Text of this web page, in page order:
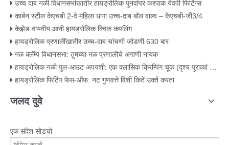
उच्च दाब नळी विधानसभांखातीर हायड्रोलिक पुनर्वापर करपाक येवपी फिटिंग्स
कार्बन स्टील केएचबी 2-वे महिला धागा उच्च-दाब बॉल वाल्व – केएचबी-जी3/4
केझेड वायवीय आनी हायड्रोलिक क्विक कपलिंग
हायड्रोलिक प्रणालींखातीर उच्च-दाब चांचणी जोडणी 630 बार
नळ क्लॅम्प विधानसभा: तुमच्या नळ प्रणालीचे अगाणी नायक
हायड्रोलिक नळी पुल-आउट अपयशी: एक क्लासिक क्रिम्पिंग चूक (दृश्य पुराव्यां सयत)
हायड्रोलिक फिटिंग फेस-ऑफ: नट गुणवत्ते विशीं कितें उक्तें करता
जलद दुवे
एक संदेश सोडचो